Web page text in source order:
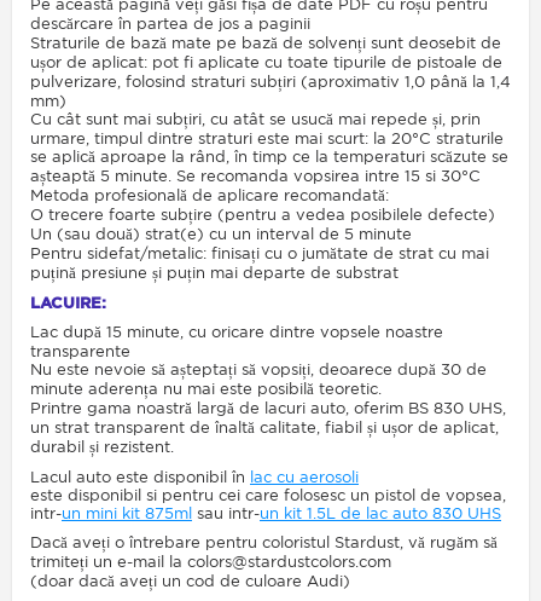
Pe această pagină veți găsi fișa de date PDF cu roșu pentru
descărcare în partea de jos a paginii
Straturile de bază mate pe bază de solvenți sunt deosebit de
ușor de aplicat: pot fi aplicate cu toate tipurile de pistoale de
pulverizare, folosind straturi subțiri (aproximativ 1,0 până la 1,4
mm)
Cu cât sunt mai subțiri, cu atât se usucă mai repede și, prin
urmare, timpul dintre straturi este mai scurt: la 20°C straturile
se aplică aproape la rând, în timp ce la temperaturi scăzute se
așteaptă 5 minute. Se recomanda vopsirea intre 15 si 30°C
Metoda profesională de aplicare recomandată:
O trecere foarte subțire (pentru a vedea posibilele defecte)
Un (sau două) strat(e) cu un interval de 5 minute
Pentru sidefat/metalic: finisați cu o jumătate de strat cu mai
puțină presiune și puțin mai departe de substrat
LACUIRE:
Lac după 15 minute, cu oricare dintre vopsele noastre
transparente
Nu este nevoie să așteptați să vopsiți, deoarece după 30 de
minute aderența nu mai este posibilă teoretic.
Printre gama noastră largă de lacuri auto, oferim BS 830 UHS,
un strat transparent de înaltă calitate, fiabil și ușor de aplicat,
durabil și rezistent.
Lacul auto este disponibil în lac cu aerosoli
este disponibil si pentru cei care folosesc un pistol de vopsea,
intr-un mini kit 875ml sau intr-un kit 1.5L de lac auto 830 UHS
Dacă aveți o întrebare pentru coloristul Stardust, vă rugăm să
trimiteți un e-mail la colors@stardustcolors.com
(doar dacă aveți un cod de culoare Audi)